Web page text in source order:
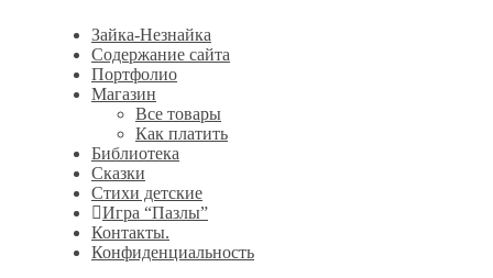
Зайка-Незнайка
Содержание сайта
Портфолио
Магазин
Все товары
Как платить
Библиотека
Сказки
Стихи детские
Игра “Пазлы”
Контакты.
Конфиденциальность